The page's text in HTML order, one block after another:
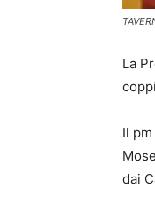
La
Il
dai